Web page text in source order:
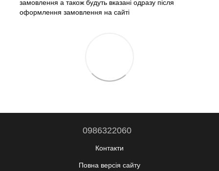
замовлення а також будуть вказані одразу після
оформлення замовлення на сайті
0986322060
Контакти
Повна версія сайту